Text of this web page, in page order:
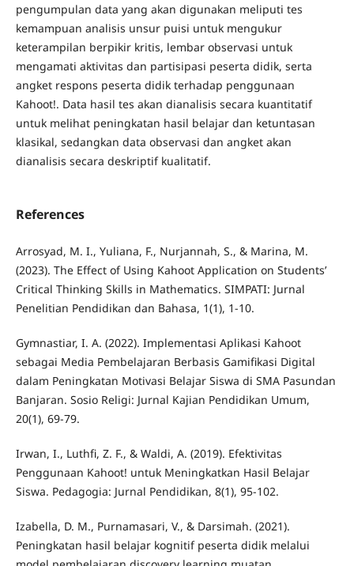
pengumpulan data yang akan digunakan meliputi tes
kemampuan analisis unsur puisi untuk mengukur
keterampilan berpikir kritis, lembar observasi untuk
mengamati aktivitas dan partisipasi peserta didik, serta
angket respons peserta didik terhadap penggunaan
Kahoot!. Data hasil tes akan dianalisis secara kuantitatif
untuk melihat peningkatan hasil belajar dan ketuntasan
klasikal, sedangkan data observasi dan angket akan
dianalisis secara deskriptif kualitatif.
References
Arrosyad, M. I., Yuliana, F., Nurjannah, S., & Marina, M.
(2023). The Effect of Using Kahoot Application on Students’
Critical Thinking Skills in Mathematics. SIMPATI: Jurnal
Penelitian Pendidikan dan Bahasa, 1(1), 1-10.
Gymnastiar, I. A. (2022). Implementasi Aplikasi Kahoot
sebagai Media Pembelajaran Berbasis Gamifikasi Digital
dalam Peningkatan Motivasi Belajar Siswa di SMA Pasundan
Banjaran. Sosio Religi: Jurnal Kajian Pendidikan Umum,
20(1), 69-79.
Irwan, I., Luthfi, Z. F., & Waldi, A. (2019). Efektivitas
Penggunaan Kahoot! untuk Meningkatkan Hasil Belajar
Siswa. Pedagogia: Jurnal Pendidikan, 8(1), 95-102.
Izabella, D. M., Purnamasari, V., & Darsimah. (2021).
Peningkatan hasil belajar kognitif peserta didik melalui